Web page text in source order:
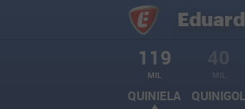
119
MIL
QUINIELA QUINIGOL